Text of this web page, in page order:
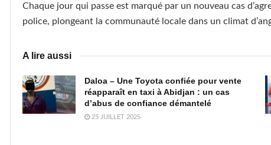
Chaque jour qui passe est marqué par un nouveau cas
police, plongeant la communauté locale dans un climat
A lire aussi
Daloa – Une Toyota confiée pour vente
réapparaît en taxi à Abidjan : un cas
d’abus de confiance démantelé
25 JUILLET 2025